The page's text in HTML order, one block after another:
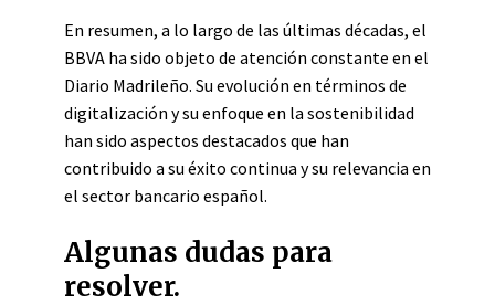
En resumen, a lo largo de las últimas décadas, el
BBVA ha sido objeto de atención constante en el
Diario Madrileño. Su evolución en términos de
digitalización y su enfoque en la sostenibilidad
han sido aspectos destacados que han
contribuido a su éxito continua y su relevancia en
el sector bancario español.
Algunas dudas para
resolver.